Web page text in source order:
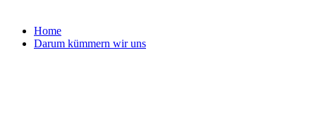
Home
Darum kümmern wir uns